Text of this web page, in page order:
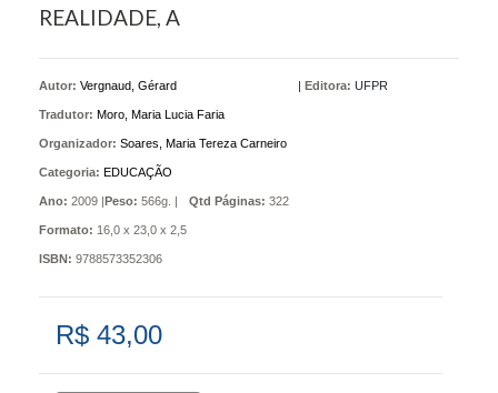
REALIDADE, A
Autor: Vergnaud, Gérard
Tradutor: Moro, Maria Lucia Faria
Organizador: Soares, Maria Tereza Carneiro
| Editora: UFPR
Categoria: EDUCAÇÃO
Ano: 2009 |Peso: 566g. | Qtd Páginas: 322
Formato: 16,0 x 23,0 x 2,5
ISBN: 9788573352306
R$ 43,00